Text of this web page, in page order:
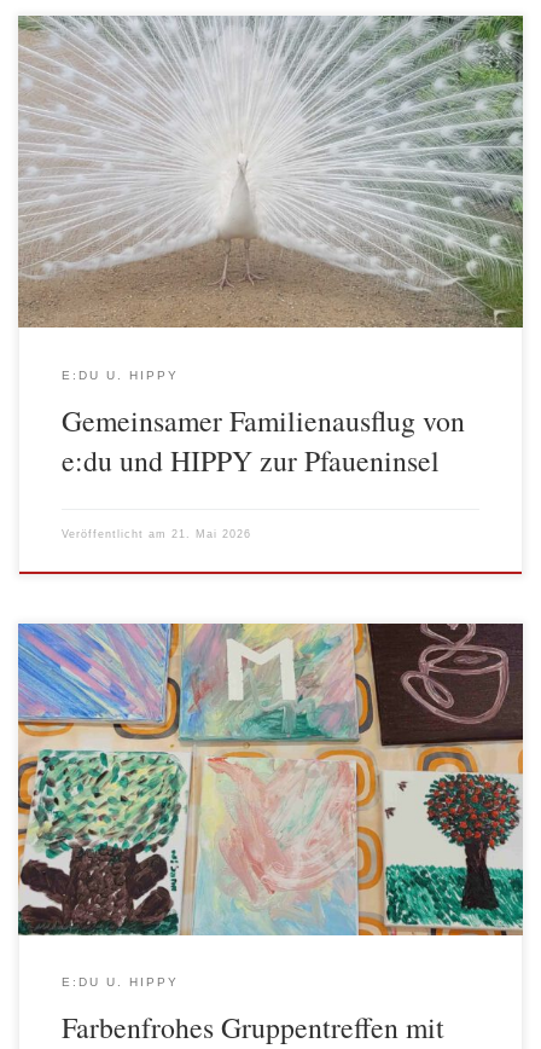
Im schönen Monat Mai haben Familien von e:du und HIPPY einen
wunderschönen Ausflug auf die Pfaueninsel unternommen. Bei
herrlichem Wetter konnten viele Familien diesen besonderen Ort
zum ersten Mal entdecken. Gemeinsam wurde viel in der Natur
erlebt und entdeckt, und die prächtigen Pfauen auf der Insel haben
bei Groß und […]
E:DU U. HIPPY
Gemeinsamer Familienausflug von
e:du und HIPPY zur Pfaueninsel
Veröffentlicht am 21. Mai 2026
Beim heutigen Gruppentreffen von HIPPY und e:du stand
Kreativität im Mittelpunkt: Eltern und Kinder gestalteten
gemeinsam Leinwände mit Acrylfarben. In fröhlicher Atmosphäre
konnte jede und jeder der Fantasie freien Lauf lassen und ein
persönliches Kunstwerk erschaffen. Die Vielfalt der Bilder war
beeindruckend – von bunten Farbverläufen bis hin zu
fantasievollen […]
E:DU U. HIPPY
Farbenfrohes Gruppentreffen mit